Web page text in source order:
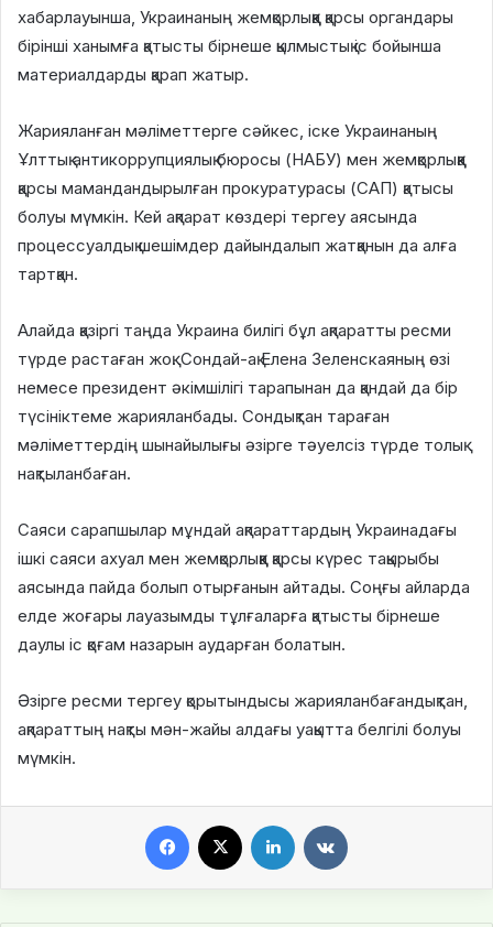
хабарлауынша, Украинаның жемқорлыққа қарсы органдары
бірінші ханымға қатысты бірнеше қылмыстық іс бойынша
материалдарды қарап жатыр.
Жарияланған мәліметтерге сәйкес, іске Украинаның
Ұлттық антикоррупциялық бюросы (НАБУ) мен жемқорлыққа
қарсы мамандандырылған прокуратурасы (САП) қатысы
болуы мүмкін. Кей ақпарат көздері тергеу аясында
процессуалдық шешімдер дайындалып жатқанын да алға
тартқан.
Алайда қазіргі таңда Украина билігі бұл ақпаратты ресми
түрде растаған жоқ. Сондай-ақ Елена Зеленскаяның өзі
немесе президент әкімшілігі тарапынан да қандай да бір
түсініктеме жарияланбады. Сондықтан тараған
мәліметтердің шынайылығы әзірге тәуелсіз түрде толық
нақтыланбаған.
Саяси сарапшылар мұндай ақпараттардың Украинадағы
ішкі саяси ахуал мен жемқорлыққа қарсы күрес тақырыбы
аясында пайда болып отырғанын айтады. Соңғы айларда
елде жоғары лауазымды тұлғаларға қатысты бірнеше
даулы іс қоғам назарын аударған болатын.
Әзірге ресми тергеу қорытындысы жарияланбағандықтан,
ақпараттың нақты мән-жайы алдағы уақытта белгілі болуы
мүмкін.